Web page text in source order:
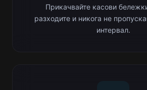
Прикачвайте касови
разходите и никога не
интервал.